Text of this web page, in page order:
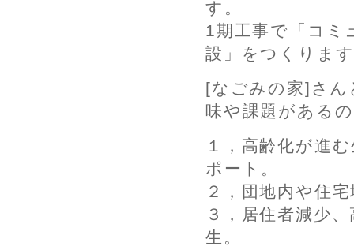
す。
1期工事で「コミ
設」をつくりま
[なごみの家]さん
味や課題がある
１，高齢化が進
ポート。
２，団地内や住
３，居住者減少
生。